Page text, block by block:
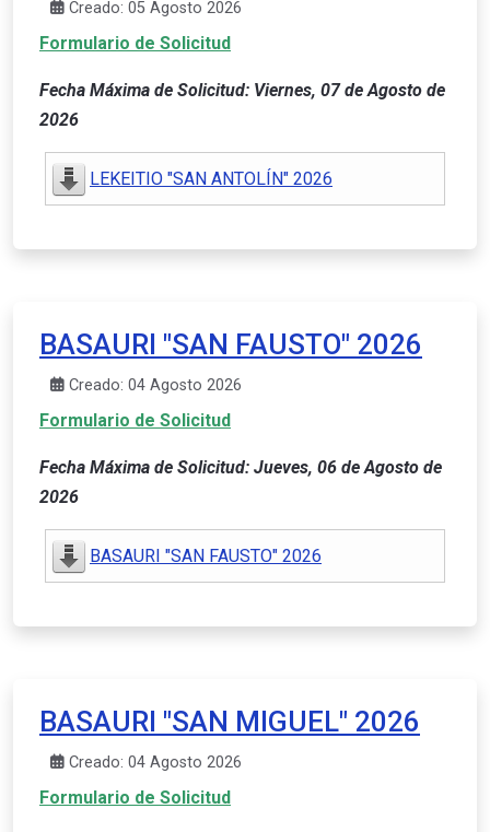
Creado: 05 Agosto 2026
Formulario de Solicitud
Fecha Máxima de Solicitud: Viernes, 07 de Agosto de
2026
LEKEITIO "SAN ANTOLÍN" 2026
BASAURI "SAN FAUSTO" 2026
Creado: 04 Agosto 2026
Formulario de Solicitud
Fecha Máxima de Solicitud: Jueves, 06 de Agosto de
2026
BASAURI "SAN FAUSTO" 2026
BASAURI "SAN MIGUEL" 2026
Creado: 04 Agosto 2026
Formulario de Solicitud